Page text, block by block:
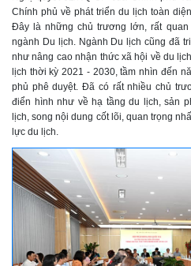
Chính phủ về phát triển du lịch toàn
Đây là những chủ trương lớn, rất
ngành Du lịch. Ngành Du lịch cũng đã
như nâng cao nhận thức xã hội về du
lịch thời kỳ 2021 - 2030, tầm nhìn đến
phủ phê duyệt. Đã có rất nhiều chủ
điển hình như về hạ tầng du lịch, sản
lịch, song nội dung cốt lõi, quan trọng
lực du lịch.